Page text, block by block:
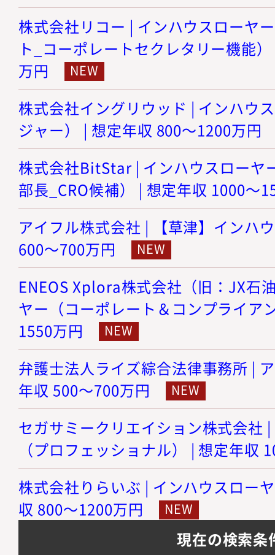
株式会社リコー | インハウスローヤ
ト_コーポレートセクレタリー機能
万円
株式会社イングリウッド | インハウ
ジャー） | 想定年収 800～1200万円
株式会社BitStar | インハウスローヤ
部長_CRO候補） | 想定年収 1000～
アイフル株式会社 | 【草津】インハ
600～700万円
ENEOS Xplora株式会社（旧：JX石
ヤー（コーポレート＆コンプライア
1550万円
弁護士法人ライズ綜合法律事務所 |
年収 500～700万円
セガサミークリエイション株式会社
（プロフェッショナル） | 想定年収
株式会社りらいぶ | インハウスロー
収 800～1200万円
現在の検索条